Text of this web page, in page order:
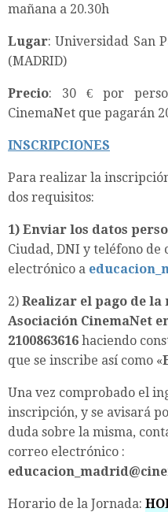
mañana a 20.30h
Lugar: Universidad San
(MADRID)
Precio: 30 € por
CinemaNet que pagarán
INSCRIPCIONES
Para realizar la
dos requisitos:
1) Enviar los datos
Ciudad, DNI y teléfono de
electrónico a
2) Realizar el pago de
Asociación CinemaNet
2100863616 haciendo
que se inscribe así como «
Una vez comprobado el
inscripción, y se avisará
duda sobre la misma,
correo electrónico :
Horario de la Jornada: